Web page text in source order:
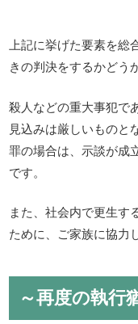
上記に挙げた要素を総
きの判決をするかどう
殺人などの重大事犯で
見込みは厳しいものと
罪の場合は、示談が成
です。
また、社会内で更生す
ために、ご家族に協力
～再度の執行